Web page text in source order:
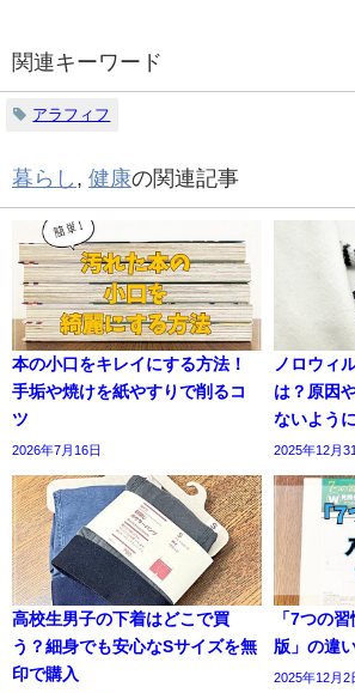
関連キーワード
アラフィフ
暮らし 健康の関連記事
本の小口をキレイにする方法！
手垢や焼けを紙やすりで削るコ
ツ
2026年7月16日
ノロウィ
は？原因
ないよう
2025年12月
高校生男子の下着はどこで買
う？細身でも安心なSサイズを無
印で購入
「7つの
版」の違
2025年12月2